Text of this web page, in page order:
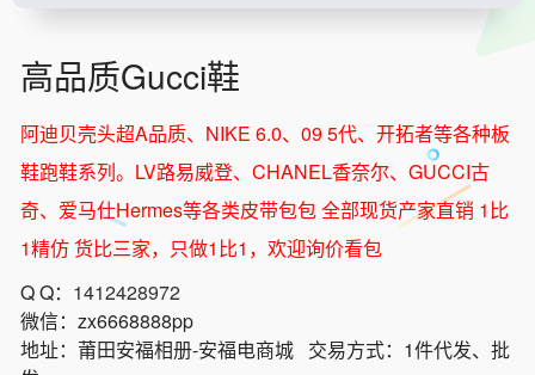
高品质Gucci鞋
阿迪贝壳头超A品质、NIKE 6.0、09 5代、开拓者等各种板
鞋跑鞋系列。LV路易威登、CHANEL香奈尔、GUCCI古
奇、爱马仕Hermes等各类皮带包包 全部现货产家直销 1比
1精仿 货比三家，只做1比1，欢迎询价看包
Q Q： 1412428972
微信： zx6668888pp
地址： 莆田安福相册-安福电商城 交易方式： 1件代发、批